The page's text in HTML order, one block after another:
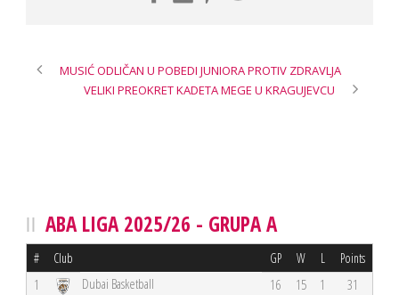
MUSIĆ ODLIČAN U POBEDI JUNIORA PROTIV ZDRAVLJA
VELIKI PREOKRET KADETA MEGE U KRAGUJEVCU
ABA LIGA 2025/26 - GRUPA A
# Club GP W L Points
1 Dubai Basketball 16 15 1
31